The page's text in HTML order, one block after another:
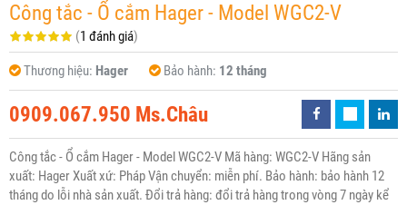
Công tắc - Ổ cắm Hager - Model WGC2-V
(1 đánh giá)
Thương hiệu: Hager Bảo hành: 12 tháng
0909.067.950 Ms.Châu
Công tắc - Ổ cắm Hager - Model WGC2-V Mã hàng: WGC2-V Hãng sản
xuất: Hager Xuất xứ: Pháp Vận chuyển: miễn phí. Bảo hành: bảo hành 12
tháng do lỗi nhà sản xuất. Đổi trả hàng: đổi trả hàng trong vòng 7 ngày kể